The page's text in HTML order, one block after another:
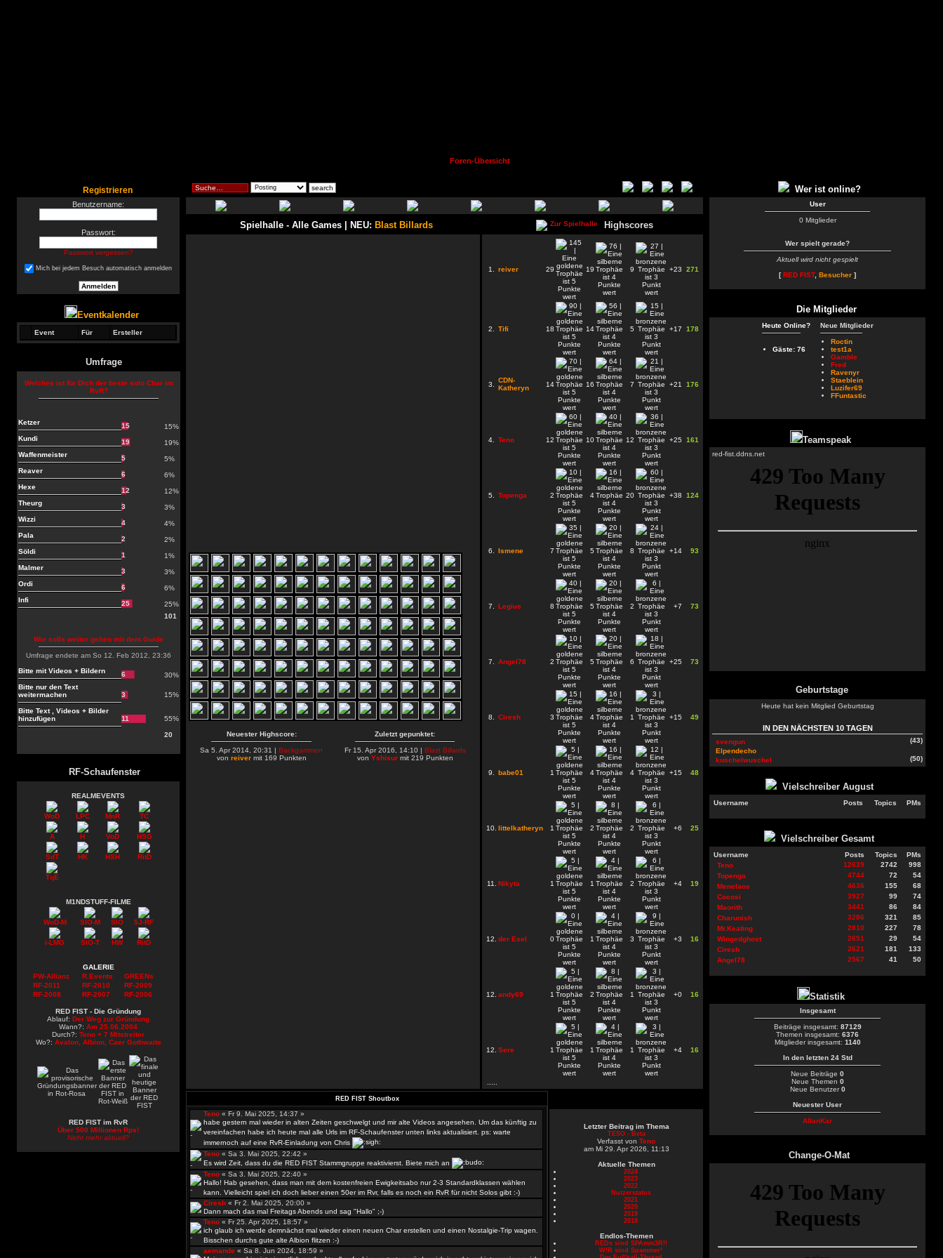
Foren-Übersicht
Registrieren
Benutzername:
Passwort:
Passwort vergessen?
Mich bei jedem Besuch automatisch anmelden
Eventkalender
Event Für Ersteller
Umfrage
Welches ist für Dich der beste solo Char im
RvR?
Ketzer 15
15%
Kundi
19
19%
Waffenmeister
5
5%
Reaver
6
6%
Hexe
12
12%
Theurg
3
3%
Wizzi
4
4%
Pala
2
2%
Söldi
1
1%
Malmer
3
3%
Ordi
6
6%
Infi
25
25%
101
Wie solls weiter gehen mit dem Guide
Umfrage endete am So 12. Feb 2012, 23:36
Bitte mit Videos + Bildern
6
30%
Bitte nur den Text
weitermachen
3 15%
Bitte Text , Videos + Bilder
hinzufügen
11 55%
20
RF-Schaufenster
REALMEVENTS
WoD LPC MnR TC
A H VoD HSG
SdT HK HSH RitD
TqE
M1NDSTUFF-FILME
WoD-M SIO-M SIO 5J-RF
i-LMG SIO-T HW RitD
GALERIE
PW-Allianz
R.Events
GREENs
RF-2011
RF-2010
RF-2009
RF-2008
RF-2007 RF-2006
RED FIST - Die Gründung
Ablauf: Der Weg zur Gründung
Wann?: Am 25.06.2004
Durch?: Teno + 7 Mitstreiter
Wo?: Avalon, Albion, Caer Gothwaite
RED FIST im RvR
Über 500 Millionen Rps!
Nicht mehr aktuell?
Spielhalle- Alle Games | NEU: Blast Billards
Neuester Highscore:
Sa 5. Apr 2014, 20:31 | Backgammon
von reivermit 169 Punkten
Zuletzt gepunktet:
Fr 15. Apr 2016, 14:10 | Blast Billards
von Yshisurmit 219 Punkten
Highscores
1. reiver 29 19 9 +23 271
2. Tifi 18 14 5 +17 178
3.
CDN-
Katheryn
14 16 7 +21 176
4. Teno 12 10 12 +25 161
5. Topenga 2 4 20 +38 124
6. Ismene 7 5 8 +14 93
7. Legius 8 5 2 +7 73
7. Angel78 2 5 6 +25 73
8. Ciresh 3 4 1 +15 49
9. babe01 1 4 4 +15 48
10. littelkatheryn 1 2 2 +6 25
11. Nikyta 1 1 2 +4 19
12. der Esel 0 1 3 +3 16
12. andy69 1 2 1 +0 16
12. Sere 1 1 1 +4 16
RED FIST Shoutbox
Teno « Fr 9. Mai 2025, 14:37 »
habe gestern mal wieder in alten Zeiten geschwelgt und mir alte Videos angesehen. Um das künftig zu
vereinfachen habe ich heute mal alle Urls im RF-Schaufenster unten links aktualisiert. ps: warte
immernoch auf eine RvR-Einladung von Chris
Teno « Sa 3. Mai 2025, 22:42 »
Es wird Zeit, dass du die RED FIST Stammgruppe reaktivierst. Biete mich an
Teno « Sa 3. Mai 2025, 22:40 »
Hallo! Hab gesehen, dass man mit dem kostenfreien Ewigkeitsabo nur 2-3 Standardklassen wählen
kann. Vielleicht spiel ich doch lieber einen 50er im Rvr, falls es noch ein RvR für nicht Solos gibt :-)
Ciresh « Fr 2. Mai 2025, 20:00 »
Dann mach das mal Freitags Abends und sag "Hallo" ;-)
Teno « Fr 25. Apr 2025, 18:57 »
ich glaub ich werde demnächst mal wieder einen neuen Char erstellen und einen Nostalgie-Trip wagen.
Bisschen durchs gute alte Albion flitzen :-)
aemande « Sa 8. Jun 2024, 18:59 »
Letzter Beitrag im Thema
TESO - Beta
Verfasst von Teno
am Mi 29. Apr 2026, 11:13
Aktuelle Themen
2024
2023
2022
Nutzerstatus
2021
2020
2019
2018
Endlos-Themen
REDs sind SPAmm3R!!
W!R sind Spammer²
Wer ist online?
User
0 Mitglieder
Wer spielt gerade?
Aktuell wird nicht gespielt
[RED FIST, Besucher ]
Die Mitglieder
Heute Online?
Gäste: 76
Neue Mitglieder
Roctin
test1a
Gamble
Fred
Ravenyr
Staeblein
Luzifer69
FFuntastic
Teamspeak
red-fist.ddns.net
Geburtstage
Heute hat kein Mitglied Geburtstag
IN DEN NÄCHSTEN 10 TAGEN
svengun
(43)
Elpendecho
kuschelwuschel
(50)
Vielschreiber August
Username Posts Topics PMs
Vielschreiber Gesamt
Username Posts Topics
PMs
Teno
12639 2742
998
Topenga
4744 72
54
Menelaos
4636 155
68
Cocosi
3927 99
74
Maorith
3441 86
84
Charunish
3286 321
85
Mr.Keating
2810 227
78
Wingedghost
2651 29
54
Ciresh
2621 181
133
Angel78
2567 41 50
Statistik
Insgesamt
Beiträge insgesamt: 87129
Themen insgesamt: 6376
Mitglieder insgesamt: 1140
In den letzten 24 Std
Neue Beiträge 0
Neue Themen 0
Neue Benutzer0
Neuester User
AllanKar
Change-O-Mat